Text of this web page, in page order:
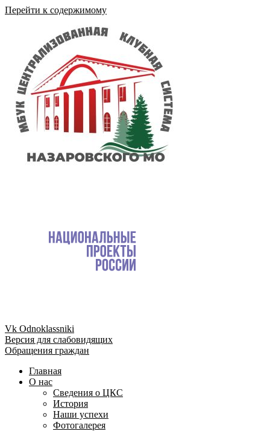
Перейти к содержимому
Vk Odnoklassniki
Версия для слабовидящих
Обращения граждан
Главная
О нас
Сведения о ЦКС
История
Наши успехи
Фотогалерея